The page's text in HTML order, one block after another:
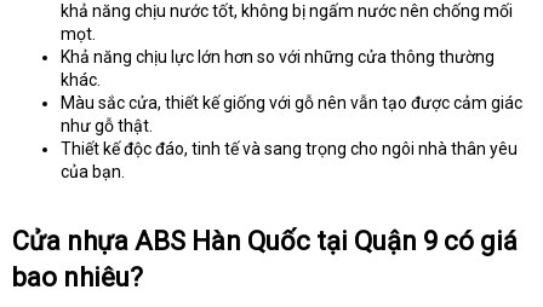
khả năng chịu nước tốt, không bị ngấm nước nên chống mối
mọt.
Khả năng chịu lực lớn hơn so với những cửa thông thường
khác.
Màu sắc cửa, thiết kế giống với gỗ nên vẫn tạo được cảm giác
như gỗ thật.
Thiết kế độc đáo, tinh tế và sang trọng cho ngôi nhà thân yêu
của bạn.
Cửa nhựa ABS Hàn Quốc tại Quận 9 có giá
bao nhiêu?